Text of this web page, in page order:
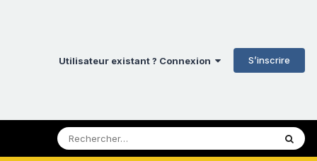
Utilisateur existant ? Connexion S’inscrire